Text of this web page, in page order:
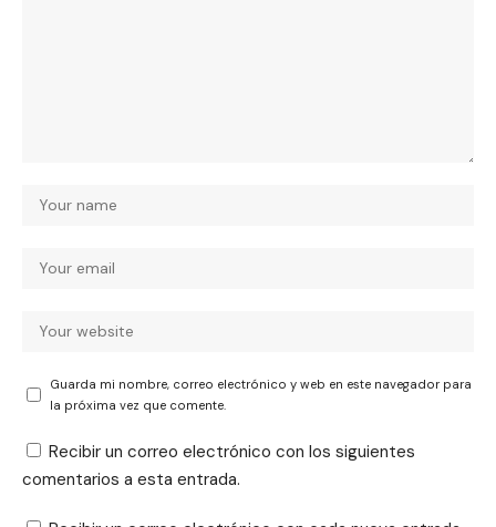
Guarda mi nombre, correo electrónico y web en este navegador para
la próxima vez que comente.
Recibir un correo electrónico con los siguientes
comentarios a esta entrada.